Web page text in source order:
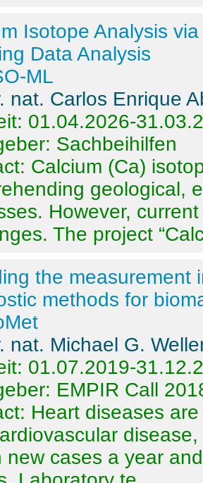
Isotope Analysis
Data Analysis
ML
nat. Carlos Enrique
01.04.2026-
Sachbeihilfen
Calcium (Ca)
geological,
However,
The project
the measurement
methods for
nat. Michael G.
01.07.2019-
EMPIR Call
Heart diseases
new cases a year